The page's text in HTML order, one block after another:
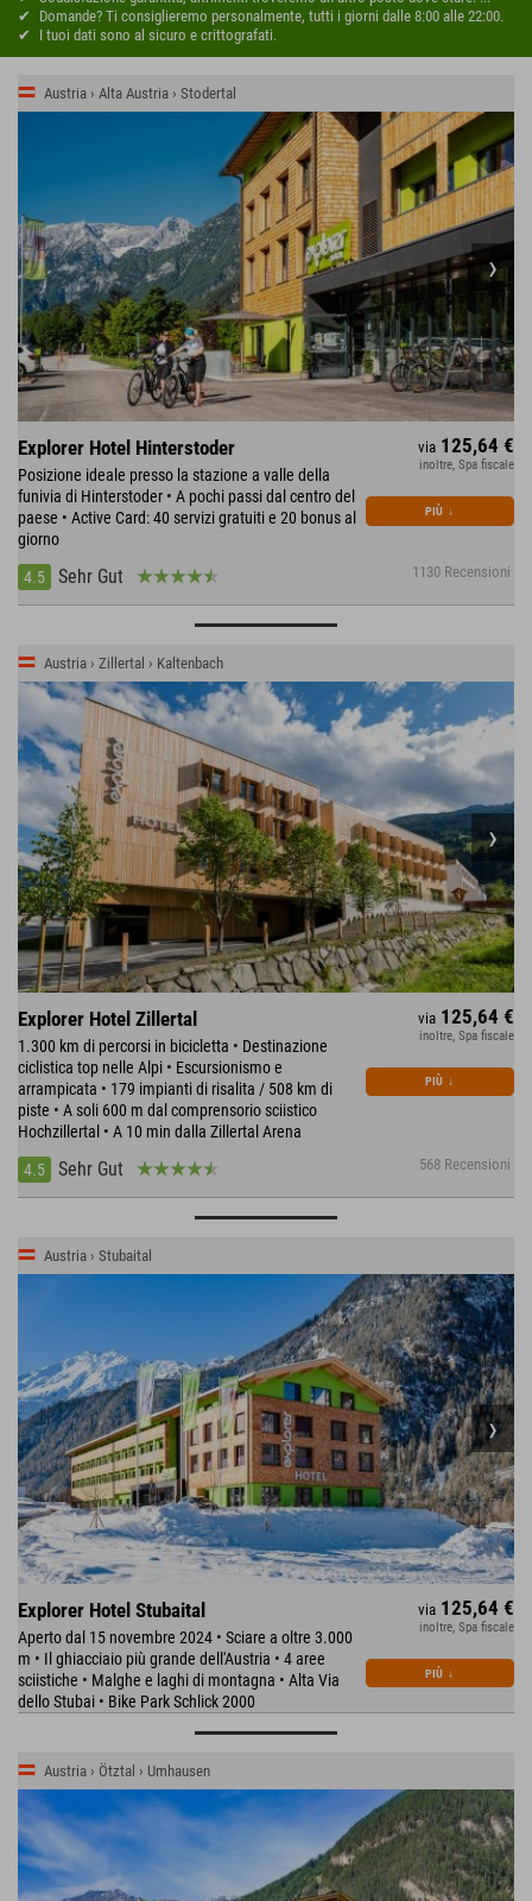
Domande? Ti consiglieremo personalmente, tutti i giorni dalle 8:00 alle 22:00.
I tuoi dati sono al sicuro e crittografati.
Austria › Alta Austria › Stodertal
Explorer Hotel Hinterstoder
Posizione ideale presso la stazione a valle della
funivia di Hinterstoder • A pochi passi dal centro del
paese • Active Card: 40 servizi gratuiti e 20 bonus al
giorno
4.5
Sehr Gut 1130 Recensioni
via 125,64 €
inoltre, Spa fiscale
PIÙ ↓
Austria › Zillertal › Kaltenbach
Explorer Hotel Zillertal
1.300 km di percorsi in bicicletta • Destinazione
ciclistica top nelle Alpi • Escursionismo e
arrampicata • 179 impianti di risalita / 508 km di
piste • A soli 600 m dal comprensorio sciistico
Hochzillertal • A 10 min dalla Zillertal Arena
4.5
Sehr Gut 568 Recensioni
via 125,64 €
inoltre, Spa fiscale
PIÙ ↓
Austria › Stubaital
Explorer Hotel Stubaital
Aperto dal 15 novembre 2024 • Sciare a oltre 3.000
m • Il ghiacciaio più grande dell'Austria • 4 aree
sciistiche • Malghe e laghi di montagna • Alta Via
dello Stubai • Bike Park Schlick 2000
via 125,64 €
inoltre, Spa fiscale
PIÙ ↓
Austria › Ötztal › Umhausen